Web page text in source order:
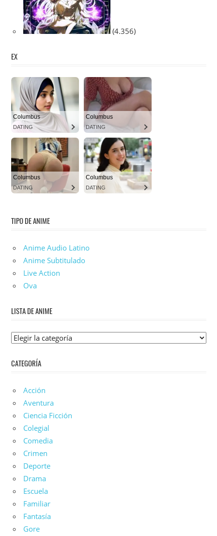
(4.356)
EX
TIPO DE ANIME
Anime Audio Latino
Anime Subtitulado
Live Action
Ova
LISTA DE ANIME
Lista
Anime
CATEGORÍA
Acción
Aventura
Ciencia Ficción
Colegial
Comedia
Crimen
Deporte
Drama
Escuela
Familiar
Fantasía
Gore